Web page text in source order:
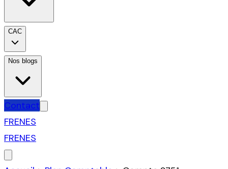
CAC
Nos blogs
Contact
FRENES
FRENES